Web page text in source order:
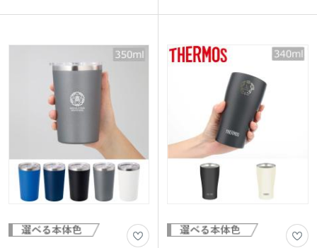
ックや紙製なのですぐにぬるくなるのが
ば、保温・保冷効果がぐっとUP!カップ
のまま入れることでタンブラーを洗う手
間も省けますね。素材はステンレス(18-
8)を使用しているので、さびにくく匂い
も付きにくいのがポイント。もちろん飲
み物を直接入れて普通のタンブラーとし
てもご利用いただけます。
ブランドロゴを印刷してオリジナルの記